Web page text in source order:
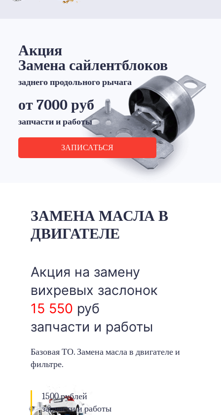
Акция
Замена сайлентблоков
заднего продольного рычага
от 7000 руб
запчасти и работы
ЗАПИСАТЬСЯ
ЗАМЕНА МАСЛА В
ДВИГАТЕЛЕ
Акция на замену
вихревых заслонок
15 550 руб
запчасти и работы
Базовая ТО. Замена масла в двигателе и
фильтре.
1500 рублей
запчасти и работы